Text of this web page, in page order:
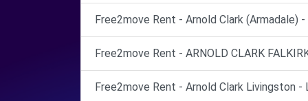
Free2move Rent - Arnold Clark (Armadale) -
Free2move Rent - ARNOLD CLARK
Free2move Rent - Arnold Clark Livingston -